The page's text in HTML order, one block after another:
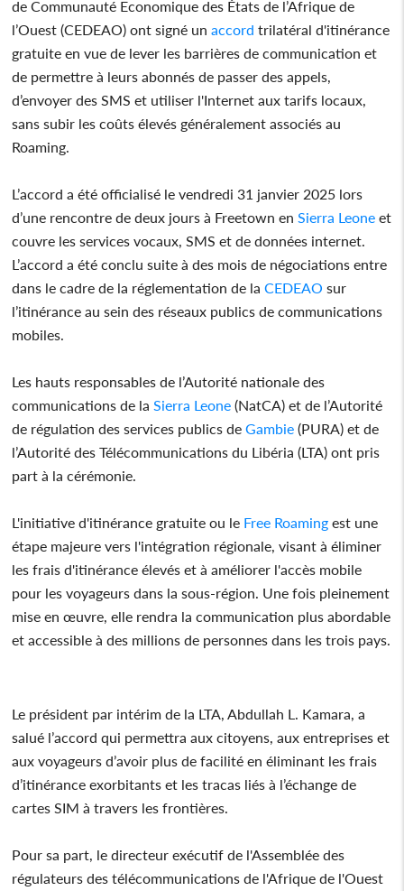
de Communauté Economique des États de l’Afrique de
l’Ouest (CEDEAO) ont signé un accord trilatéral d'itinérance
gratuite en vue de lever les barrières de communication et
de permettre à leurs abonnés de passer des appels,
d’envoyer des SMS et utiliser l'Internet aux tarifs locaux,
sans subir les coûts élevés généralement associés au
Roaming.
L’accord a été officialisé le vendredi 31 janvier 2025 lors
d’une rencontre de deux jours à Freetown en Sierra Leone et
couvre les services vocaux, SMS et de données internet.
L’accord a été conclu suite à des mois de négociations entre
dans le cadre de la réglementation de la CEDEAO sur
l’itinérance au sein des réseaux publics de communications
mobiles.
Les hauts responsables de l’Autorité nationale des
communications de la Sierra Leone (NatCA) et de l’Autorité
de régulation des services publics de Gambie (PURA) et de
l’Autorité des Télécommunications du Libéria (LTA) ont pris
part à la cérémonie.
L'initiative d'itinérance gratuite ou le Free Roaming est une
étape majeure vers l'intégration régionale, visant à éliminer
les frais d'itinérance élevés et à améliorer l'accès mobile
pour les voyageurs dans la sous-région. Une fois pleinement
mise en œuvre, elle rendra la communication plus abordable
et accessible à des millions de personnes dans les trois pays.
Le président par intérim de la LTA, Abdullah L. Kamara, a
salué l’accord qui permettra aux citoyens, aux entreprises et
aux voyageurs d’avoir plus de facilité en éliminant les frais
d’itinérance exorbitants et les tracas liés à l’échange de
cartes SIM à travers les frontières.
Pour sa part, le directeur exécutif de l'Assemblée des
régulateurs des télécommunications de l'Afrique de l'Ouest